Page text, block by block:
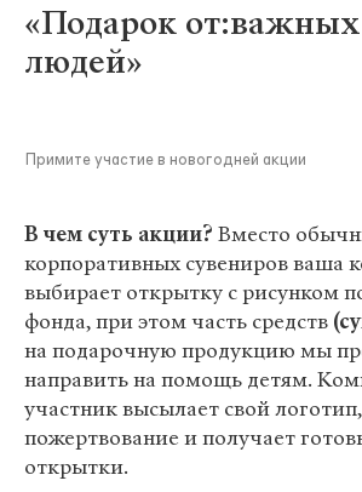
«Подарок от:важных
людей»
Примите участие в новогодней акции
В чем суть акции? Вместо
корпоративных сувениров ваша
выбирает открытку с рисунком
фонда, при этом часть средств
на подарочную продукцию мы
направить на помощь детям.
участник высылает свой
пожертвование и получает
открытки.